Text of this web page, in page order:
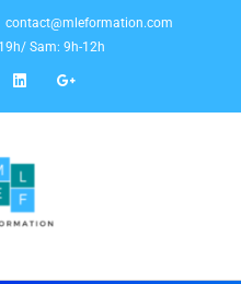
contact@mleformation.com
Sam: 9h-12h